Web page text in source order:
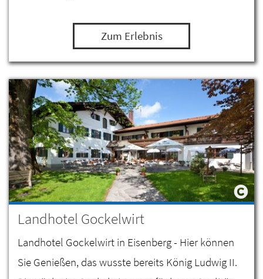
Zum Erlebnis
Landhotel Gockelwirt
Landhotel Gockelwirt in Eisenberg - Hier können
Sie Genießen, das wusste bereits König Ludwig II.